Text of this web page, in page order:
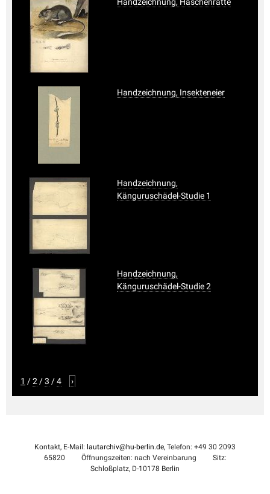
Handzeichnung, Insekteneier
Handzeichnung,
Känguruschädel-Studie 1
Handzeichnung,
Känguruschädel-Studie 2
1 /2 /3 /4 ›
Kontakt, E-Mail: lautarchiv@hu-berlin.de, Telefon: +49 30 2093
65820
Öffnungszeiten: nach Vereinbarung
Sitz:
Schloßplatz, D-10178 Berlin